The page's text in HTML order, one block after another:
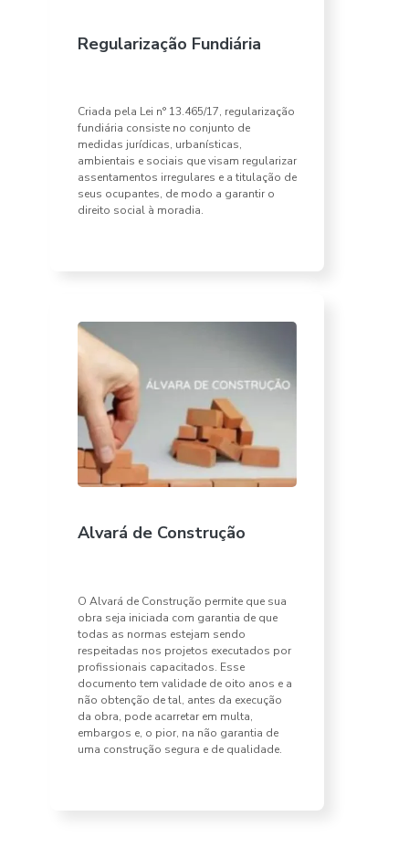
Regularização Fundiária
Criada pela Lei n° 13.465/17, regularização
fundiária consiste no conjunto de
medidas jurídicas, urbanísticas,
ambientais e sociais que visam regularizar
assentamentos irregulares e a titulação de
seus ocupantes, de modo a garantir o
direito social à moradia.
Alvará de Construção
O Alvará de Construção permite que sua
obra seja iniciada com garantia de que
todas as normas estejam sendo
respeitadas nos projetos executados por
profissionais capacitados. Esse
documento tem validade de oito anos e a
não obtenção de tal, antes da execução
da obra, pode acarretar em multa,
embargos e, o pior, na não garantia de
uma construção segura e de qualidade.